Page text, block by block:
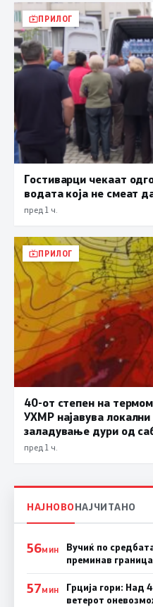
ПРИЛОГ
Гостиварци чекаат
водата која не смеат
пред 1 ч.
ПРИЛОГ
40-от степен на
УХМР најавува
заладување дури од
пред 1 ч.
НАЈНОВОНАЈЧИТАНО
56МИН
Вучиќ по
преминав
57МИН
Грција гори: Над
ветерот